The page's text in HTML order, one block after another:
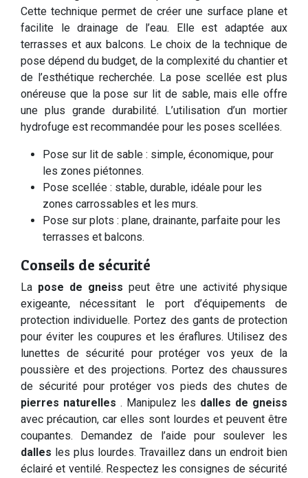
Cette technique permet de créer une surface plane et
facilite le drainage de l’eau. Elle est adaptée aux
terrasses et aux balcons. Le choix de la technique de
pose dépend du budget, de la complexité du chantier et
de l’esthétique recherchée. La pose scellée est plus
onéreuse que la pose sur lit de sable, mais elle offre
une plus grande durabilité. L’utilisation d’un mortier
hydrofuge est recommandée pour les poses scellées.
Pose sur lit de sable : simple, économique, pour
les zones piétonnes.
Pose scellée : stable, durable, idéale pour les
zones carrossables et les murs.
Pose sur plots : plane, drainante, parfaite pour les
terrasses et balcons.
Conseils de sécurité
La pose de gneiss peut être une activité physique
exigeante, nécessitant le port d’équipements de
protection individuelle. Portez des gants de protection
pour éviter les coupures et les éraflures. Utilisez des
lunettes de sécurité pour protéger vos yeux de la
poussière et des projections. Portez des chaussures
de sécurité pour protéger vos pieds des chutes de
pierres naturelles . Manipulez les dalles de gneiss
avec précaution, car elles sont lourdes et peuvent être
coupantes. Demandez de l’aide pour soulever les
dalles les plus lourdes. Travaillez dans un endroit bien
éclairé et ventilé. Respectez les consignes de sécurité